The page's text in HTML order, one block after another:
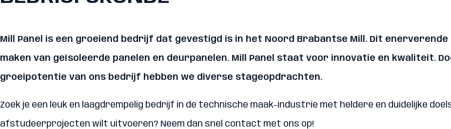
Mill Panel is een groeiend bedrijf dat gevestigd is in het Noord Brabantse Mill. Dit
maken van geïsoleerde panelen en deurpanelen. Mill Panel staat voor innovatie en kwaliteit.
groeipotentie van ons bedrijf hebben we diverse stageopdrachten.
Zoek je een leuk en laagdrempelig bedrijf in de technische maak-industrie met heldere en duidelijke
afstudeerprojecten wilt uitvoeren? Neem dan snel contact met ons op!